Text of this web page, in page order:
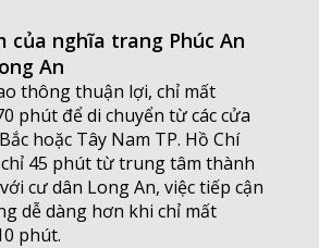
của nghĩa trang Phúc An
An
thông thuận lợi, chỉ mất
phút để di chuyển từ các cửa
hoặc Tây Nam TP. Hồ Chí
45 phút từ trung tâm thành
cư dân Long An, việc tiếp cận
dễ dàng hơn khi chỉ mất
phút.